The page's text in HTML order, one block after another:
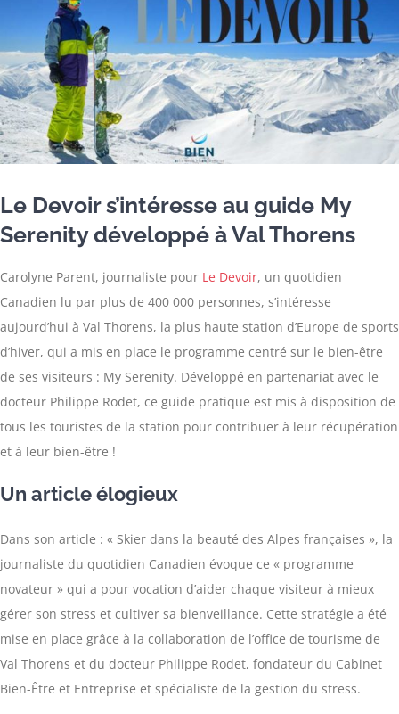
Le Devoir s’intéresse au guide My
Serenity développé à Val Thorens
Carolyne Parent, journaliste pour Le Devoir, un quotidien
Canadien lu par plus de 400 000 personnes, s’intéresse
aujourd’hui à Val Thorens, la plus haute station d’Europe de sports
d’hiver, qui a mis en place le programme centré sur le bien-être
de ses visiteurs : My Serenity. Développé en partenariat avec le
docteur Philippe Rodet, ce guide pratique est mis à disposition de
tous les touristes de la station pour contribuer à leur récupération
et à leur bien-être !
Un article élogieux
Dans son article : « Skier dans la beauté des Alpes françaises », la
journaliste du quotidien Canadien évoque ce « programme
novateur » qui a pour vocation d’aider chaque visiteur à mieux
gérer son stress et cultiver sa bienveillance. Cette stratégie a été
mise en place grâce à la collaboration de l’office de tourisme de
Val Thorens et du docteur Philippe Rodet, fondateur du Cabinet
Bien-Être et Entreprise et spécialiste de la gestion du stress.